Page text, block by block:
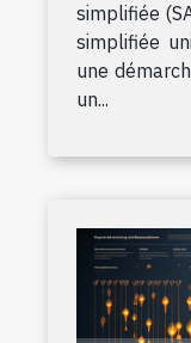
simplifiée
simplifiée
une
un...